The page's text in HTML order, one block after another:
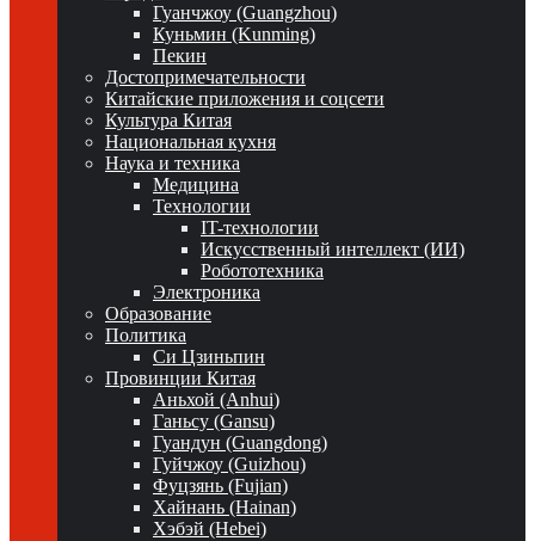
Гуанчжоу (Guangzhou)
Куньмин (Kunming)
Пекин
Достопримечательности
Китайские приложения и соцсети
Культура Китая
Национальная кухня
Наука и техника
Медицина
Технологии
IT-технологии
Искусственный интеллект (ИИ)
Робототехника
Электроника
Образование
Политика
Си Цзиньпин
Провинции Китая
Аньхой (Anhui)
Ганьсу (Gansu)
Гуандун (Guangdong)
Гуйчжоу (Guizhou)
Фуцзянь (Fujian)
Хайнань (Hainan)
Хэбэй (Hebei)